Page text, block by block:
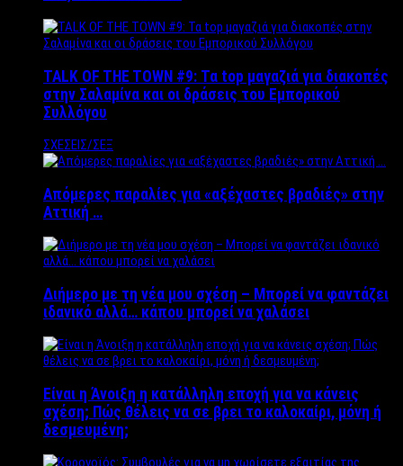
TALK OF THE TOWN #9: Τα top μαγαζιά για διακοπές
στην Σαλαμίνα και οι δράσεις του Εμπορικού
Συλλόγου
ΣΧΕΣΕΙΣ/ΣΕΞ
Απόμερες παραλίες για «αξέχαστες βραδιές» στην
Αττική …
Διήμερο με τη νέα μου σχέση – Μπορεί να φαντάζει
ιδανικό αλλά… κάπου μπορεί να χαλάσει
Είναι η Άνοιξη η κατάλληλη εποχή για να κάνεις
σχέση; Πώς θέλεις να σε βρει το καλοκαίρι, μόνη ή
δεσμευμένη;